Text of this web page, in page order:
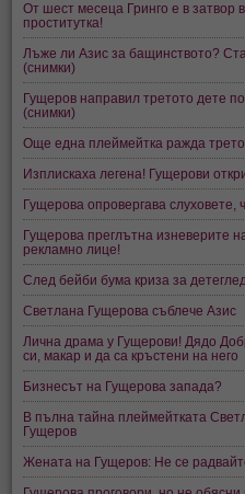
От шест месеца Гринго е в затвор
проститутка!
Лъже ли Азис за бащинството?
(снимки)
Гущеров направил третото дете
(снимки)
Още една плеймейтка ражда трето
Изплискаха легена! Гущерови
Гущерова опровергава слуховете,
Гущерова преглътна изневерите
рекламно лице!
След бейби бума криза за
Светлана Гущерова съблече Азис
Лична драма у Гущерови! Дядо
си, макар и да са кръстени на него
Бизнесът на Гущерова запада?
В пълна тайна плеймейтката
Гущеров
Жената на Гущеров: Не се